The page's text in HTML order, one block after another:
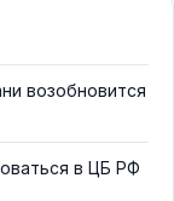
возобновится
в ЦБ РФ